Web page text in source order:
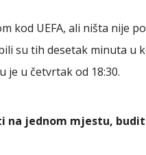
kod UEFA, ali ništa nije
su tih desetak minuta u
je u četvrtak od 18:30.
na jednom mjestu,